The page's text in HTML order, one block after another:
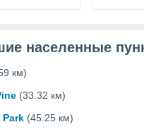
населенные
км)
(33.32 км)
Park (45.25 км)